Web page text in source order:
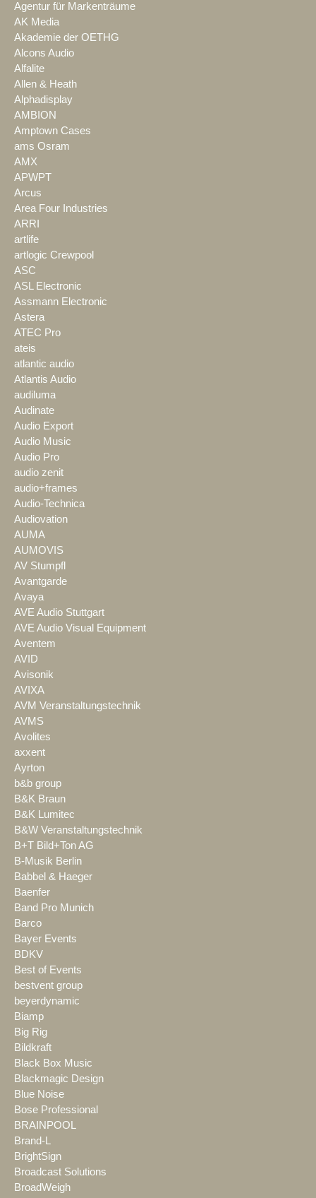
Agentur für Markenträume
AK Media
Akademie der OETHG
Alcons Audio
Alfalite
Allen & Heath
Alphadisplay
AMBION
Amptown Cases
ams Osram
AMX
APWPT
Arcus
Area Four Industries
ARRI
artlife
artlogic Crewpool
ASC
ASL Electronic
Assmann Electronic
Astera
ATEC Pro
ateis
atlantic audio
Atlantis Audio
audiluma
Audinate
Audio Export
Audio Music
Audio Pro
audio zenit
audio+frames
Audio-Technica
Audiovation
AUMA
AUMOVIS
AV Stumpfl
Avantgarde
Avaya
AVE Audio Stuttgart
AVE Audio Visual Equipment
Aventem
AVID
Avisonik
AVIXA
AVM Veranstaltungstechnik
AVMS
Avolites
axxent
Ayrton
b&b group
B&K Braun
B&K Lumitec
B&W Veranstaltungstechnik
B+T Bild+Ton AG
B-Musik Berlin
Babbel & Haeger
Baenfer
Band Pro Munich
Barco
Bayer Events
BDKV
Best of Events
bestvent group
beyerdynamic
Biamp
Big Rig
Bildkraft
Black Box Music
Blackmagic Design
Blue Noise
Bose Professional
BRAINPOOL
Brand-L
BrightSign
Broadcast Solutions
BroadWeigh